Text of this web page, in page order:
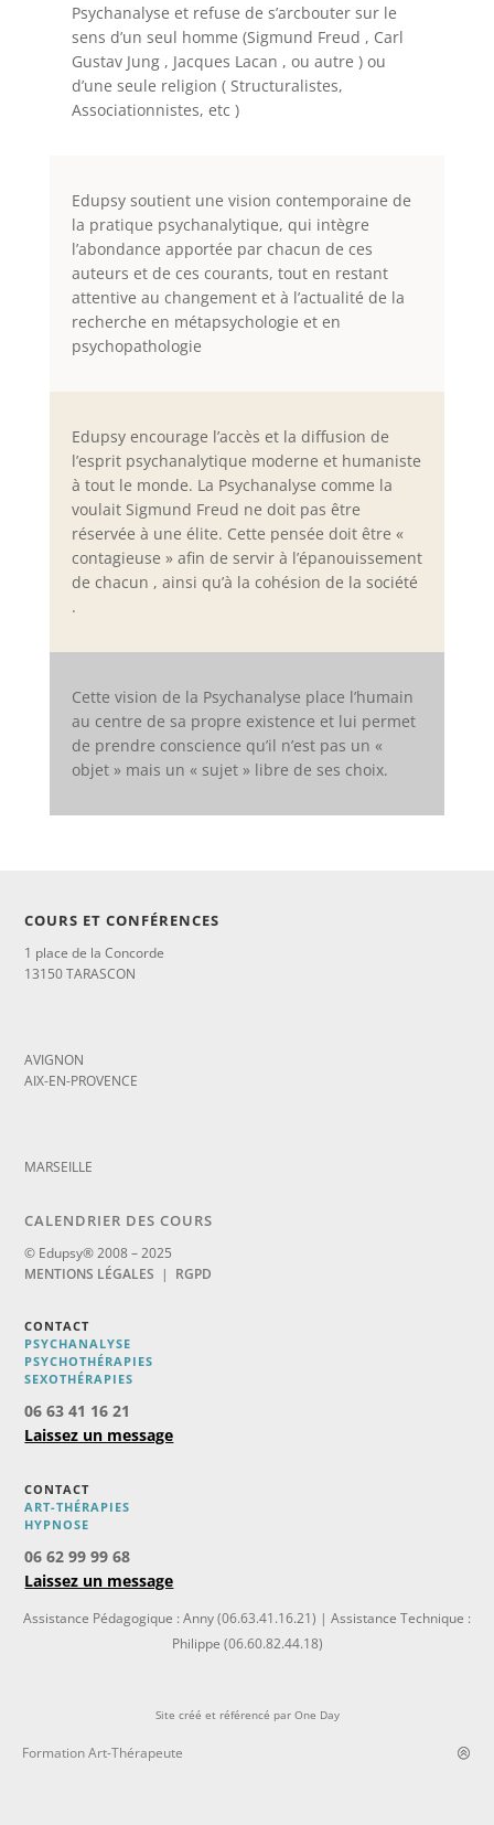
Psychanalyse et refuse de s’arcbouter sur le
sens d’un seul homme (Sigmund Freud , Carl
Gustav Jung , Jacques Lacan , ou autre ) ou
d’une seule religion ( Structuralistes,
Associationnistes, etc )
Edupsy soutient une vision contemporaine de
la pratique psychanalytique, qui intègre
l’abondance apportée par chacun de ces
auteurs et de ces courants, tout en restant
attentive au changement et à l’actualité de la
recherche en métapsychologie et en
psychopathologie
Edupsy encourage l’accès et la diffusion de
l’esprit psychanalytique moderne et humaniste
à tout le monde. La Psychanalyse comme la
voulait Sigmund Freud ne doit pas être
réservée à une élite. Cette pensée doit être «
contagieuse » afin de servir à l’épanouissement
de chacun , ainsi qu’à la cohésion de la société
.
Cette vision de la Psychanalyse place l’humain
au centre de sa propre existence et lui permet
de prendre conscience qu’il n’est pas un «
objet » mais un « sujet » libre de ses choix.
COURS ET CONFÉRENCES
1 place de la Concorde
13150 TARASCON
AVIGNON
AIX-EN-PROVENCE
MARSEILLE
CALENDRIER DES COURS
© Edupsy® 2008 – 2025
MENTIONS LÉGALES | RGPD
CONTACT
PSYCHANALYSE
PSYCHOTHÉRAPIES
SEXOTHÉRAPIES
06 63 41 16 21
Laissez un message
CONTACT
ART-THÉRAPIES
HYPNOSE
06 62 99 99 68
Laissez un message
Assistance Pédagogique : Anny (06.63.41.16.21) | Assistance Technique :
Philippe (06.60.82.44.18)
Site créé et référencé par One Day
Formation Art-Thérapeute